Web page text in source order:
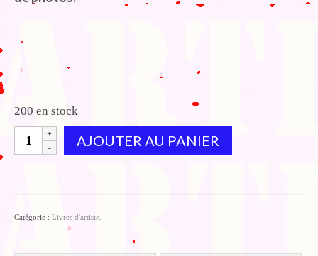
200 en stock
quantité
AJOUTER AU PANIER
Catégorie : Livres d'artiste.